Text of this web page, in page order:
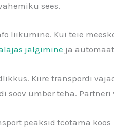
sees.
liikumine. Kui teie
jälgimine ja
Kiire transpordi
soov ümber teha.
peaksid töötama koos